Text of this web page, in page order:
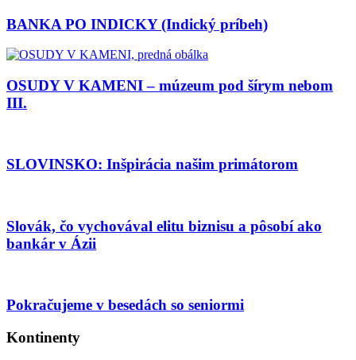
BANKA PO INDICKY (Indický príbeh)
OSUDY V KAMENI – múzeum pod šírym nebom
III.
SLOVINSKO: Inšpirácia našim primátorom
Slovák, čo vychovával elitu biznisu a pôsobí ako
bankár v Ázii
Pokračujeme v besedách so seniormi
Kontinenty